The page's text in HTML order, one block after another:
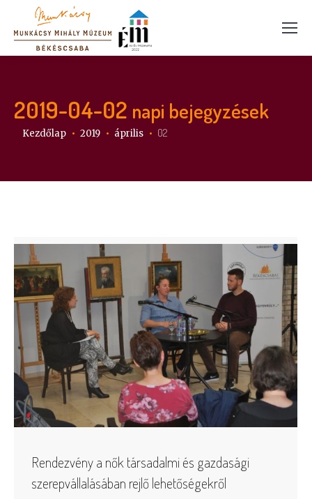
2019-04-02 napi bejegyzések
Itt vagy:
Kezdőlap 2019 április 02
Rendezvény a nők társadalmi és gazdasági
szerepvállalásában rejlő lehetőségekről